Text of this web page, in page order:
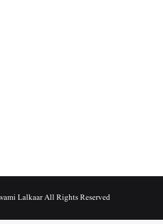
Lalkaar All Rights Reserved.